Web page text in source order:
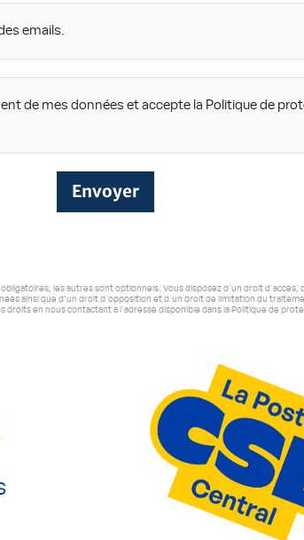
emails.
de mes données et accepte la Politique de
Envoyer
les autres sont optionnels. Vous disposez d'un droit d'accès,
ainsi que d’un droit d'opposition et d'un droit de limitation du
droits en nous contactant à l'adresse disponible dans la Politique de